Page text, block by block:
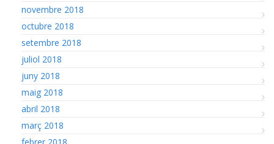
novembre 2018
octubre 2018
setembre 2018
juliol 2018
juny 2018
maig 2018
abril 2018
març 2018